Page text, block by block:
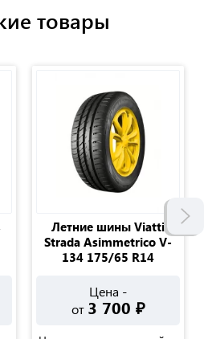
товары
Летние шины Viatti
Strada Asimmetrico V-
134 175/65 R14
Цена -
от 3 700 ₽